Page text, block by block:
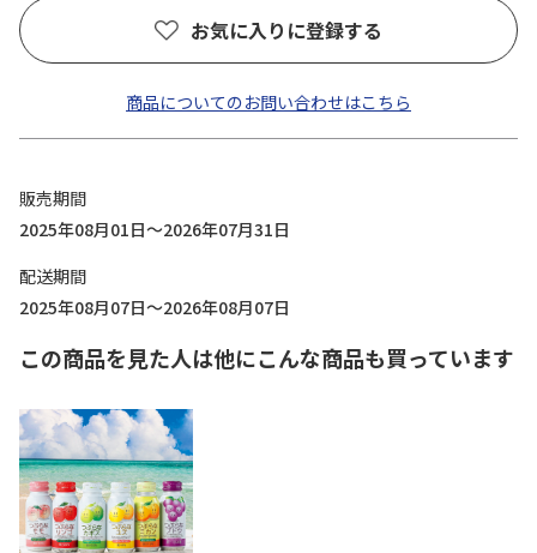
お気に入りに登録する
商品についてのお問い合わせはこちら
販売期間
2025年08月01日～2026年07月31日
配送期間
2025年08月07日～2026年08月07日
この商品を見た人は他にこんな商品も買っています